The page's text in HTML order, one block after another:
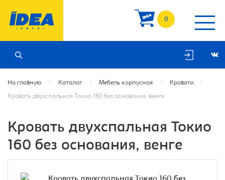
0
На главную Каталог Мебель корпусная Кровати
Кровать двухспальная Токио 160 без основания, венге
Кровать двухспальная Токио
160 без основания, венге